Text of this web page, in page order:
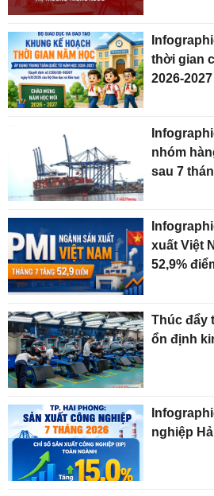
thời gian
2026-2027
nhóm
sau 7
xuất Việt
52,9%
Thúc đẩy
ổn định
nghiệp